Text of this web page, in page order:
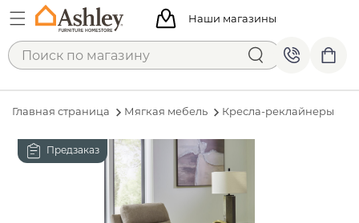
Наши магазины
Главная страница Мягкая мебель Кресла-реклайнеры
Предзаказ